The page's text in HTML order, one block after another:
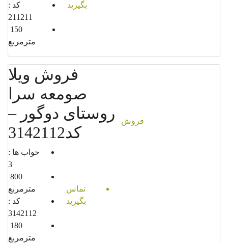
بگیرید
کد :
211211
150
مترمربع
فروش
فروش ویلا
صومعه سرا
روستای دوگور –
کد3142112
تماس
بگیرید
خواب ها :
800
مترمربع
کد :
3142112
180
مترمربع